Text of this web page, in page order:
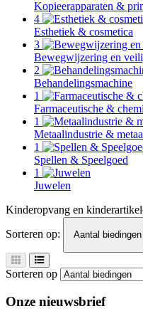
Kopieerapparaten &
4
Esthetiek & cosmetica
3
Bewegwijzering en
2
Behandelingsmachine
1
Farmaceutische &
1
Metaalindustrie &
1
Spellen & Speelgoed
1
Juwelen
Kinderopvang en
Sorteren op:
Aantal biedingen
Sorteren op
Onze nieuwsbrief